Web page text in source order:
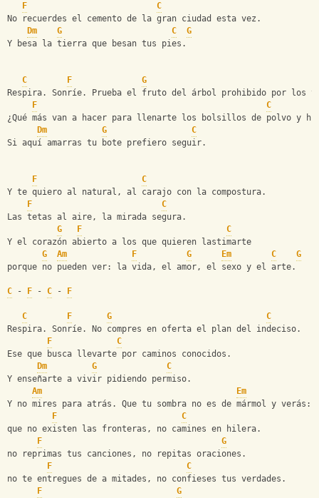
F
C
No recuerdes el cemento de la gran ciudad esta vez.
Dm
G C
G
Y besa la tierra que besan tus pies.
C F G
Respira. Sonríe. Prueba el fruto del árbol prohibido por los
F
C
¿Qué más van a hacer para llenarte los bolsillos de polvo y
Dm
G
C
Si aquí amarras tu bote prefiero seguir.
F
C
Y te quiero al natural, al carajo con la compostura.
F
C
Las tetas al aire, la mirada segura.
G
F
C
Y el corazón abierto a los que quieren lastimarte
G
Am F G Em C
G
porque no pueden ver: la vida, el amor, el sexo y el arte.
C - F - C - F
C F G
C
Respira. Sonríe. No compres en oferta el plan del indeciso.
F
C
Ese que busca llevarte por caminos conocidos.
Dm
G
C
Y enseñarte a vivir pidiendo permiso.
Am
Em
Y no mires para atrás. Que tu sombra no es de mármol y verás:
F
C
que no existen las fronteras, no camines en hilera.
F
G
no reprimas tus canciones, no repitas oraciones.
F
C
no te entregues de a mitades, no confieses tus verdades.
F
G